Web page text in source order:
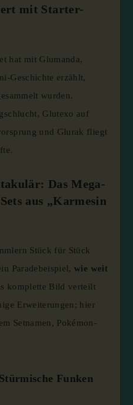
mit Starter-
hat mit Glumanda,
Geschichte erzählt,
wurden.
Glutexo auf
und Glurak fliegt
Das Mega-
aus „Karmesin
Stück für Stück
Paradebeispiel,wie weit
komplette Bild verteilt
Erweiterungen; hier
Setnamen, Pokémon-
Funken